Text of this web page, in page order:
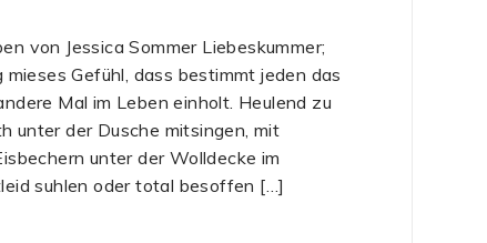
von Jessica Sommer Liebeskummer;
mieses Gefühl, dass bestimmt jeden das
Mal im Leben einholt. Heulend zu
unter der Dusche mitsingen, mit
unter der Wolldecke im
suhlen oder total besoffen […]